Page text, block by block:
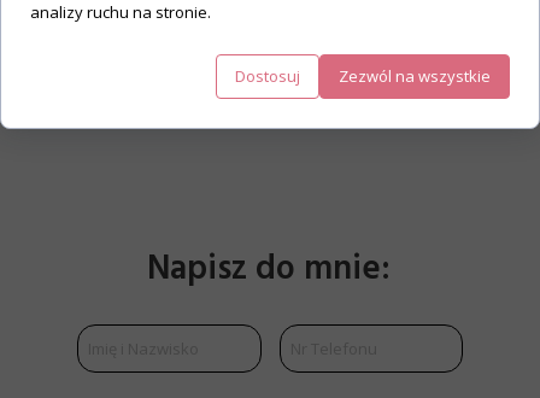
Napisz do mnie:
analizy ruchu na stronie.
Dostosuj Zezwól na wszystkie